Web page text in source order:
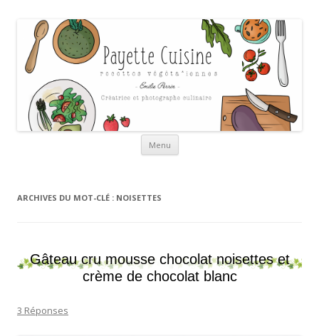
Payette cuisine
Menu Aller au contenu
ARCHIVES DU MOT-CLÉ : NOISETTES
Gâteau cru mousse chocolat noisettes et
crème de chocolat blanc
3 Réponses